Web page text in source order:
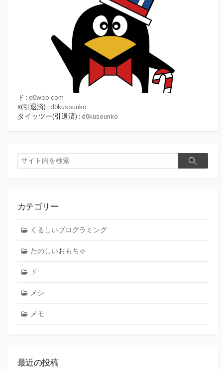
ド : d0web.com
X(引退済) : d0kusounko
タイッツー(引退済) : d0kusounko
検
索
検
カテゴリー
くるしいプログラミング
たのしいおもちゃ
ド
メシ
メモ
最近の投稿